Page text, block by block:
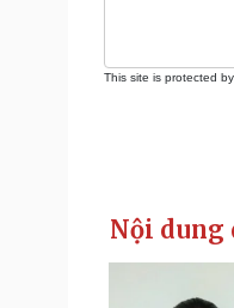
This site is protected